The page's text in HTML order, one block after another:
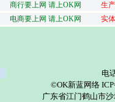
商行要上网 请上OK网
生
电商要上网 请上OK网
实
电
©OK新蓝网络 ICP
广东省江门鹤山市